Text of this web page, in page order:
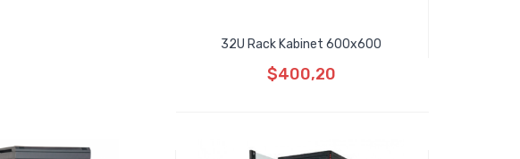
32U Rack Kabinet 600x600
$400,20